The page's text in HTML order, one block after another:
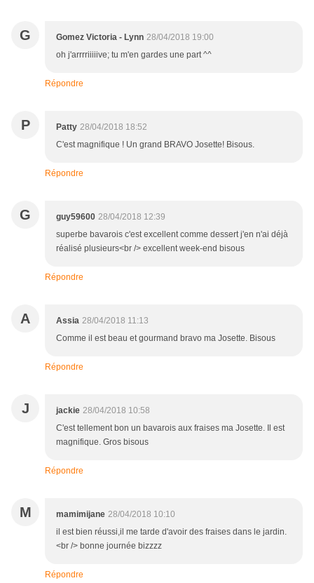
G Gomez Victoria - Lynn 28/04/2018 19:00
oh j'arrrriiiiive; tu m'en gardes une part ^^
Répondre
P Patty 28/04/2018 18:52
C'est magnifique ! Un grand BRAVO Josette! Bisous.
Répondre
G guy59600 28/04/2018 12:39
superbe bavarois c'est excellent comme dessert j'en n'ai déjà
réalisé plusieurs<br /> excellent week-end bisous
Répondre
A Assia 28/04/2018 11:13
Comme il est beau et gourmand bravo ma Josette. Bisous
Répondre
J jackie 28/04/2018 10:58
C'est tellement bon un bavarois aux fraises ma Josette. Il est
magnifique. Gros bisous
Répondre
M mamimijane 28/04/2018 10:10
il est bien réussi,il me tarde d'avoir des fraises dans le jardin.
<br /> bonne journée bizzzz
Répondre